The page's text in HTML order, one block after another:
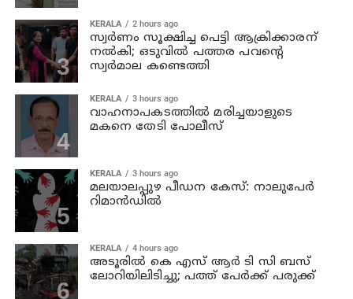
KERALA 2 hours ago
സ്വര്‍ണം സൂക്ഷിച്ച പെട്ടി ആക്രിക്കാരന്
നല്‍കി; ഒടുവില്‍ പത്തര പവന്റെ
സ്വര്‍മാല കണ്ടെത്തി
KERALA 3 hours ago
വാഹനാപകടത്തില്‍ മരിച്ചയാളുടെ
മകനെ തേടി പോലീസ്
KERALA 3 hours ago
മലയാലപ്പുഴ പീഡന കേസ്: നാലുപേര്‍
റിമാന്‍ഡില്‍
KERALA 4 hours ago
അടൂരില്‍ കെ എസ് ആര്‍ ടി സി ബസ്
ലോറിയിലിടിച്ചു; പത്ത് പേര്‍ക്ക് പരുക്ക്